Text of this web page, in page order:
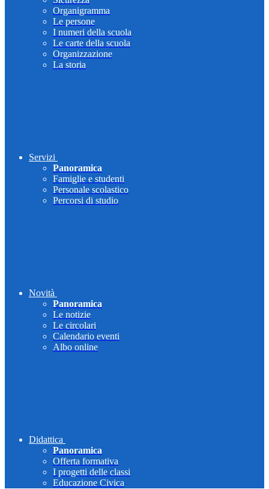
Organigramma
Le persone
I numeri della scuola
Le carte della scuola
Organizzazione
La storia
Servizi
Panoramica
Famiglie e studenti
Personale scolastico
Percorsi di studio
Novità
Panoramica
Le notizie
Le circolari
Calendario eventi
Albo online
Didattica
Panoramica
Offerta formativa
I progetti delle classi
Educazione Civica